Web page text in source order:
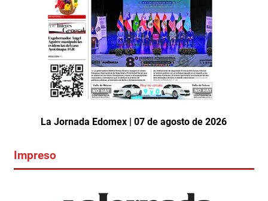
La Jornada Edomex | 07 de agosto de 2026
Impreso